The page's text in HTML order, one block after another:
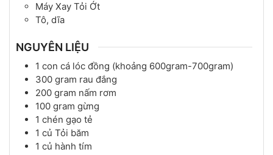
Máy Xay Tỏi Ớt
Tô, dĩa
NGUYÊN LIỆU
1 con cá lóc đồng (khoảng 600gram-700gram)
300 gram rau đắng
200 gram nấm rơm
100 gram gừng
1 chén gạo tẻ
1 củ Tỏi băm
1 củ hành tím